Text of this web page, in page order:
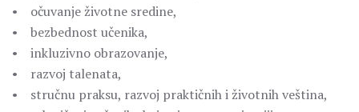
• očuvanje životne sredine,
• bezbednost učenika,
• inkluzivno obrazovanje,
• razvoj talenata,
• stručnu praksu, razvoj praktičnih i životnih veština,